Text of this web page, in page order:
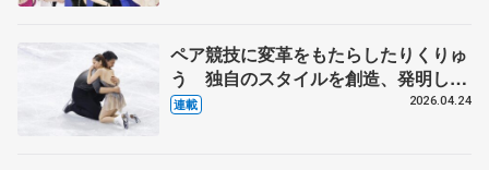
ペア競技に変革をもたらしたりくりゅ
う 独自のスタイルを創造、発明した
【引退発表後②】
連載 2026.04.24